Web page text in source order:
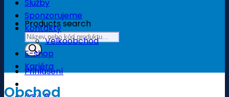
Products search
Přihlášení
Služby
Sponzorujeme
Kontakty
Velkoobchod
E-shop
Kariéra
Obchod